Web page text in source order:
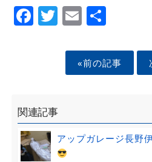
Facebook
Twitter
EmailShare
«前の記事
関連記事
アップガレージ長野